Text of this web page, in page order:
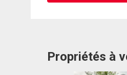
Propriétés à